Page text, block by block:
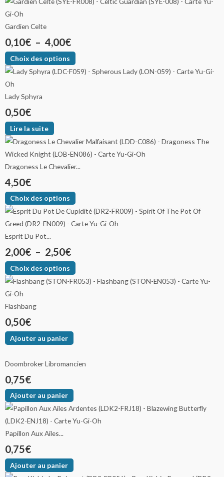
Gardien Celte
0,10€ – 4,00€
Choix des options
Lady Sphyra
0,50€
Lire la suite
Dragoness Le Chevalier...
4,50€
Choix des options
Esprit Du Pot...
2,00€ – 2,50€
Choix des options
Flashbang
0,50€
Ajouter au panier
Doombroker Libromancien
0,75€
Ajouter au panier
Papillon Aux Ailes...
0,75€
Ajouter au panier